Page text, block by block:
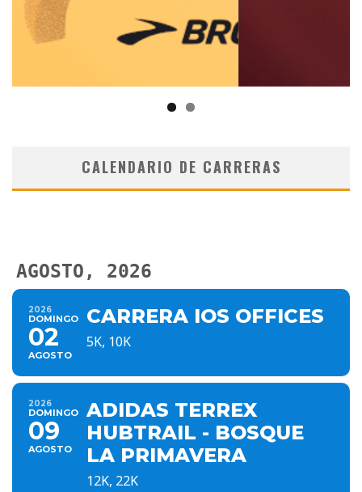
CALENDARIO DE CARRERAS
AGOSTO, 2026
2026
DOMINGO
02
AGOSTO
CARRERA IOS OFFICES
5K, 10K
2026
DOMINGO
09
AGOSTO
ADIDAS TERREX
HUBTRAIL - BOSQUE
LA PRIMAVERA
12K, 22K